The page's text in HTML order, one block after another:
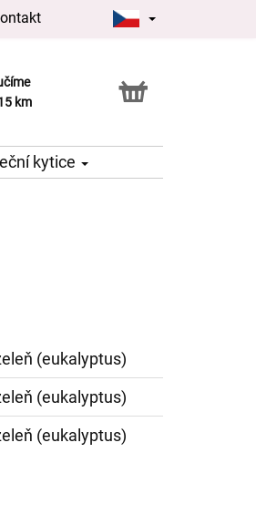
km
naší květince
kytice
(eukalyptus)
(eukalyptus)
(eukalyptus)